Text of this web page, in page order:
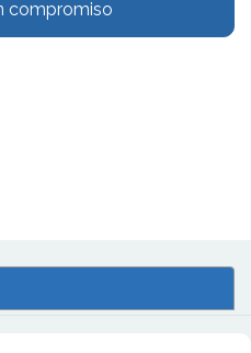
compromiso